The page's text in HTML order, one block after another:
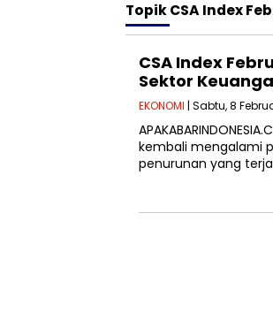
TopikCSA Index
CSA Index
Sektor
EKONOMI | Sabtu, 8
kembali mengalami
penurunan yang